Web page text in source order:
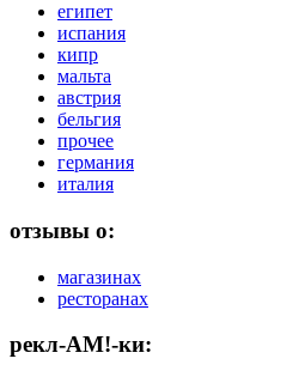
египет
испания
кипр
мальта
австрия
бельгия
прочее
германия
италия
отзывы о:
магазинах
ресторанах
рекл-АМ!-ки: